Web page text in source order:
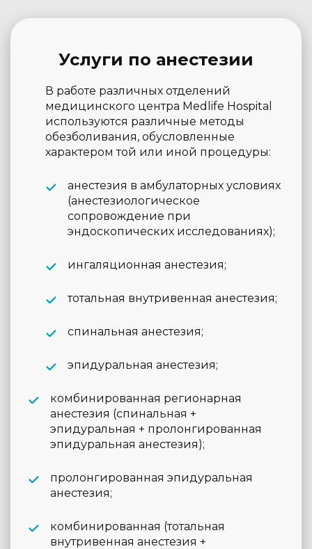
Услуги по анестезии
В работе различных отделений
медицинского центра Medlife Hospital
используются различные методы
обезболивания, обусловленные
характером той или иной процедуры:
анестезия в амбулаторных условиях
(анестезиологическое
сопровождение при
эндоскопических исследованиях);
ингаляционная анестезия;
тотальная внутривенная анестезия;
спинальная анестезия;
эпидуральная анестезия;
комбинированная регионарная
анестезия (спинальная +
эпидуральная + пролонгированная
эпидуральная анестезия);
пролонгированная эпидуральная
анестезия;
комбинированная (тотальная
внутривенная анестезия +